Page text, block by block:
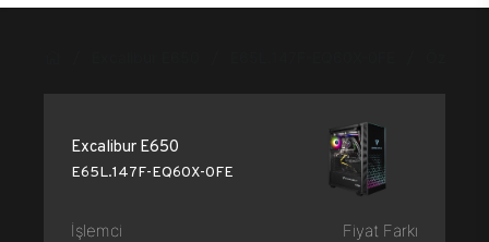
Excalibur E650
E65L.147F-EQ60X-0FE
İşlemci Fiyat Farkı